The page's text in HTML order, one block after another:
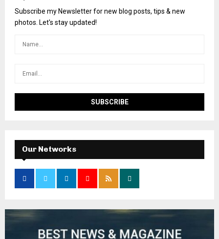
Subscribe my Newsletter for new blog posts, tips & new
photos. Let's stay updated!
Our Networks